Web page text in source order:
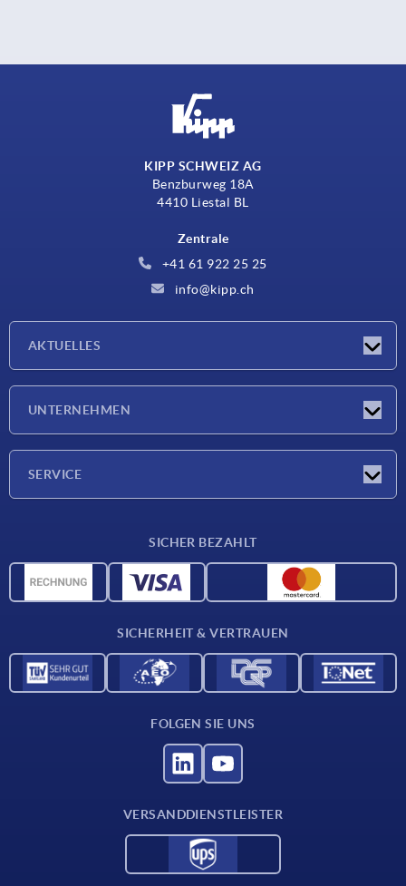
KIPP SCHWEIZ AG
Benzburweg 18A
4410 Liestal BL
Zentrale
+41 61 922 25 25
info@kipp.ch
AKTUELLES
UNTERNEHMEN
SERVICE
CAD-Daten
SICHER BEZAHLT
SICHERHEIT & VERTRAUEN
FOLGEN SIE UNS
VERSANDDIENSTLEISTER